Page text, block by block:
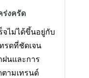
ร่งครัด
จไม่ได้ขึ้นอยู่กับ
รดที่ชัดเจน
นและการ
ตามเทรนด์